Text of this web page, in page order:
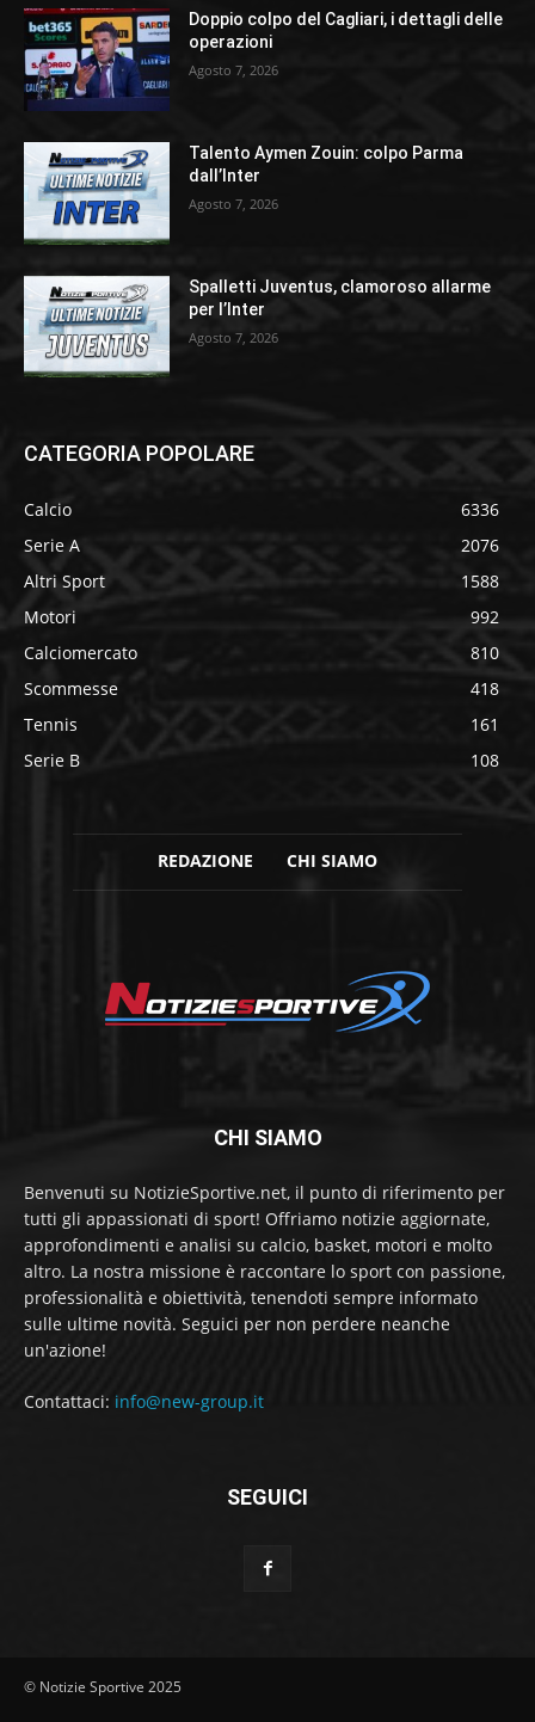
Doppio colpo del Cagliari, i dettagli delle
operazioni
Agosto 7, 2026
Talento Aymen Zouin: colpo Parma
dall’Inter
Agosto 7, 2026
Spalletti Juventus, clamoroso allarme
per l’Inter
Agosto 7, 2026
CATEGORIA POPOLARE
Calcio
6336
Serie A
2076
Altri Sport
1588
Motori
992
Calciomercato
810
Scommesse
418
Tennis
161
Serie B
108
REDAZIONE CHI SIAMO
CHI SIAMO
Benvenuti su NotizieSportive.net, il punto di riferimento per
tutti gli appassionati di sport! Offriamo notizie aggiornate,
approfondimenti e analisi su calcio, basket, motori e molto
altro. La nostra missione è raccontare lo sport con passione,
professionalità e obiettività, tenendoti sempre informato
sulle ultime novità. Seguici per non perdere neanche
un'azione!
Contattaci: info@new-group.it
SEGUICI
© Notizie Sportive 2025